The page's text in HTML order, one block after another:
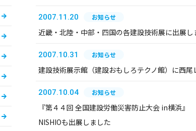
2007.11.20 お知らせ
近畿・北陸・中部・四国の各建設技術展に出展し
2007.10.31 お知らせ
建設技術展示館（建設おもしろテクノ館）に西
2007.10.04 お知らせ
『第４４回 全国建設労働災害防止大会 in横浜
NISHIOも出展しました